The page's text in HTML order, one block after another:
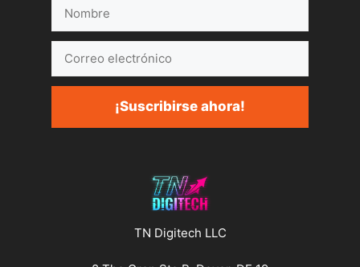
electrónico
¡Suscribirse ahora!
TN Digitech LLC